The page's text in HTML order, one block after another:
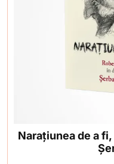
Narațiunea de a